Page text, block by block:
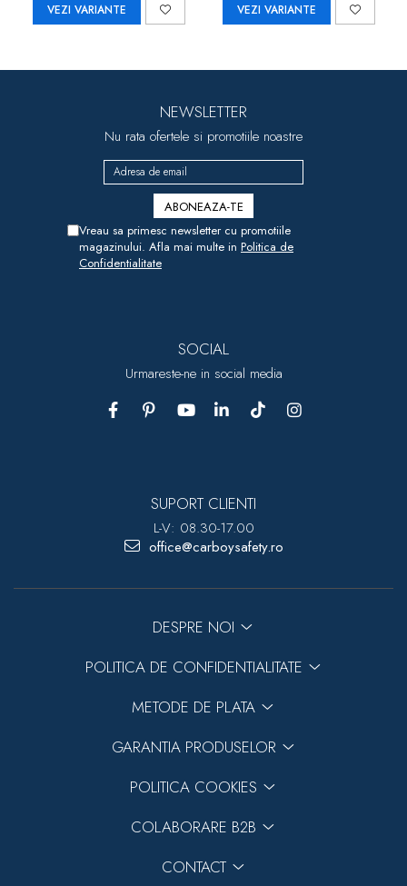
VEZI VARIANTE VEZI VARIANTE
NEWSLETTER
Nu rata ofertele si promotiile noastre
Vreau sa primesc newsletter cu promotiile
magazinului. Afla mai multe in Politica de
Confidentialitate
SOCIAL
Urmareste-ne in social media
SUPORT CLIENTI
L-V: 08.30-17.00
office@carboysafety.ro
DESPRE NOI
POLITICA DE CONFIDENTIALITATE
METODE DE PLATA
GARANTIA PRODUSELOR
POLITICA COOKIES
COLABORARE B2B
CONTACT